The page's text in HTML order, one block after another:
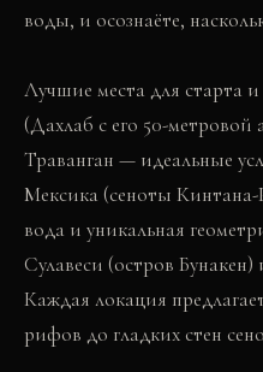
воды, и осознаёте,
Лучшие места для старта
(Дахлаб с его 50-
Траванган — идеальные
Мексика (сеноты
вода и уникальная
Cулавеси (остров
Каждая локация
рифов до гладких стен